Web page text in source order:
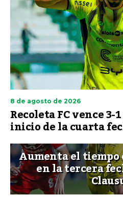
8 de agosto de 2026
Recoleta FC vence 3-
inicio de la cuarta
Aumenta el
en la tercera